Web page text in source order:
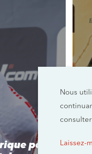
pour
Nous
Laissez-